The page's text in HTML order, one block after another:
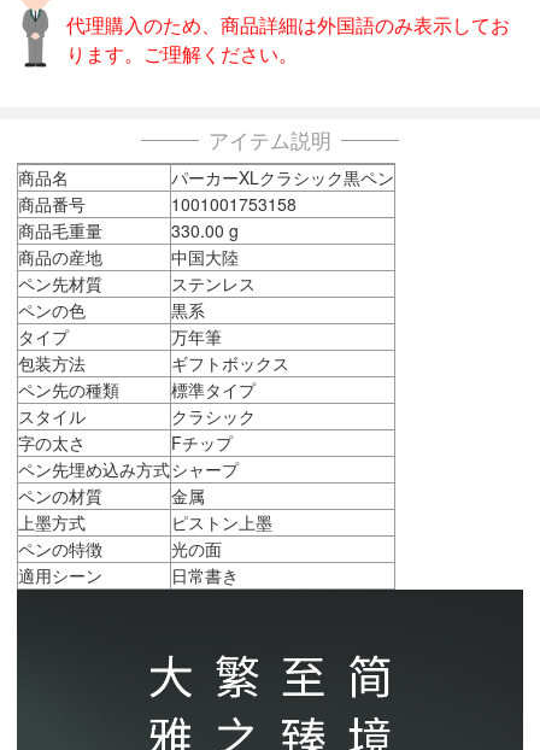
代理購入のため、商品詳細は外国語のみ表示してお
ります。ご理解ください。
アイテム説明
商品名
パーカーXLクラシック黒ペン
商品番号
1001001753158
商品毛重量
330.00 g
商品の産地
中国大陸
ペン先材質
ステンレス
ペンの色
黒系
タイプ
万年筆
包装方法
ギフトボックス
ペン先の種類
標準タイプ
スタイル
クラシック
字の太さ
Fチップ
ペン先埋め込み方式シャープ
ペンの材質
金属
上墨方式
ピストン上墨
ペンの特徴
光の面
適用シーン
日常書き